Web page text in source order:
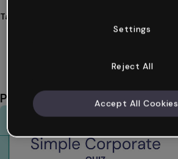
Tags
tecnologico fortalezas
Potrebbe piacerti anche
Settings
Reject All
Accept All Cookies